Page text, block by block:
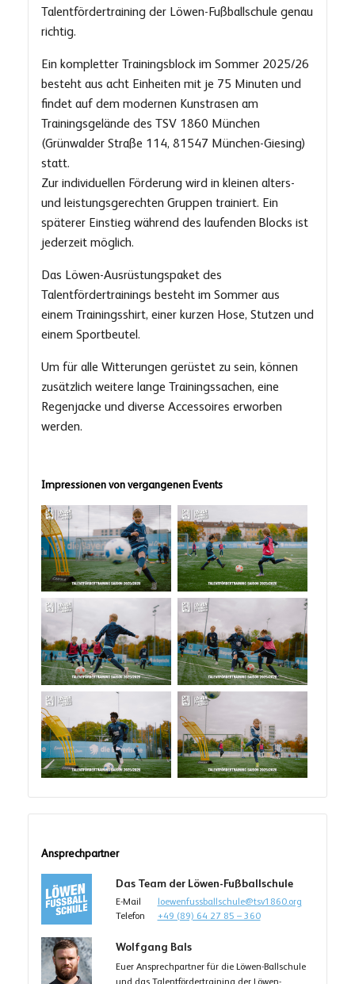
Talentfördertraining der Löwen-Fußballschule genau
richtig.
Ein kompletter Trainingsblock im Sommer 2025/26
besteht aus acht Einheiten mit je 75 Minuten und
findet auf dem modernen Kunstrasen am
Trainingsgelände des TSV 1860 München
(Grünwalder Straße 114, 81547 München-Giesing)
statt.
Zur individuellen Förderung wird in kleinen alters-
und leistungsgerechten Gruppen trainiert. Ein
späterer Einstieg während des laufenden Blocks ist
jederzeit möglich.
Das Löwen-Ausrüstungspaket des
Talentfördertrainings besteht im Sommer aus
einem Trainingsshirt, einer kurzen Hose, Stutzen und
einem Sportbeutel.
Um für alle Witterungen gerüstet zu sein, können
zusätzlich weitere lange Trainingssachen, eine
Regenjacke und diverse Accessoires erworben
werden.
Impressionen von vergangenen Events
Ansprechpartner
Das Team der Löwen-Fußballschule
E-Mail
loewenfussballschule@tsv1860.org
Telefon
+49 (89) 64 27 85 – 360
Wolfgang Bals
Euer Ansprechpartner für die Löwen-Ballschule